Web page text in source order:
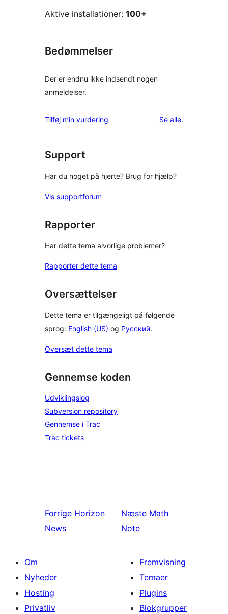
Aktive installationer: 100+
Bedømmelser
Der er endnu ikke indsendt nogen
anmeldelser.
Tilføj min vurdering Se alleanmeldelser
.
Support
Har du noget på hjerte? Brug for hjælp?
Vis supportforum
Rapporter
Har dette tema alvorlige problemer?
Rapporter dette tema
Oversættelser
Dette tema er tilgængeligt på følgende
sprog: English (US) og Русский.
Oversæt dette tema
Gennemse koden
Udviklingslog
Subversion repository
Gennemse i Trac
Trac tickets
Forrige Horizon
News
Næste Math
Note
Om
Nyheder
Hosting
Privatliv
Fremvisning
Temaer
Plugins
Blokgrupper